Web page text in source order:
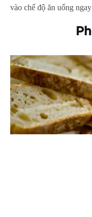
vào chế độ ăn uống